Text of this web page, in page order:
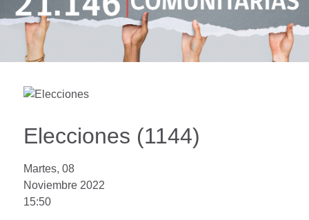
Elecciones (1144)
Martes, 08
Noviembre 2022
15:50